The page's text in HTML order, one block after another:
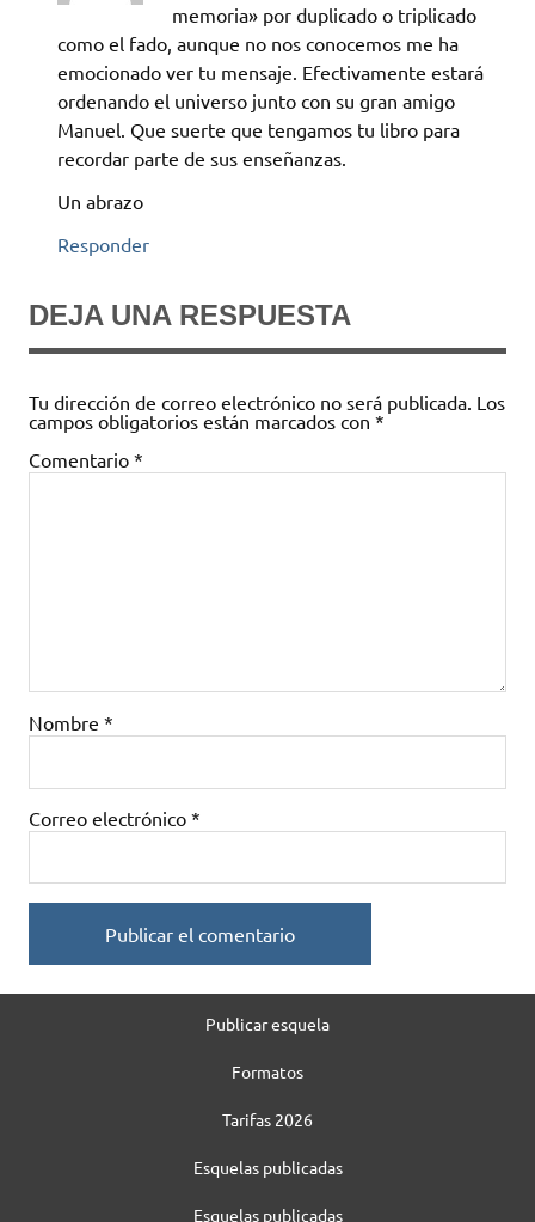
memoria» por duplicado o triplicado
como el fado, aunque no nos conocemos me ha
emocionado ver tu mensaje. Efectivamente estará
ordenando el universo junto con su gran amigo
Manuel. Que suerte que tengamos tu libro para
recordar parte de sus enseñanzas.
Un abrazo
Responder
DEJA UNA RESPUESTA
Tu dirección de correo electrónico no será publicada. Los
campos obligatorios están marcados con *
Comentario *
Nombre *
Correo electrónico *
Publicar esquela
Formatos
Tarifas 2026
Esquelas publicadas
Esquelas publicadas